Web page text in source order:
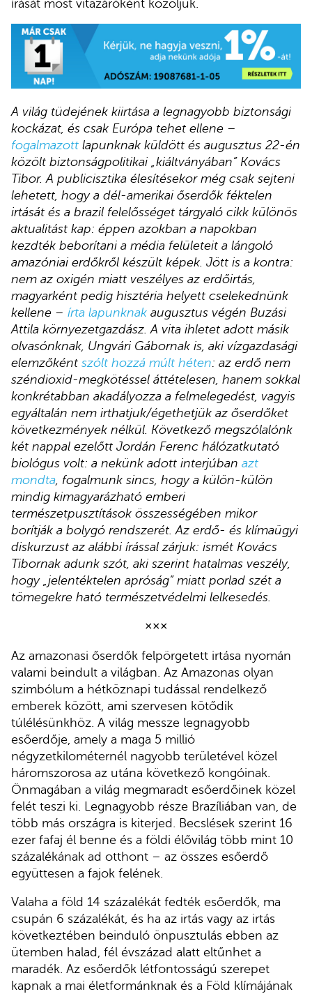
írását most vitazáróként közöljük.
A világ tüdejének kiirtása a legnagyobb biztonsági
kockázat, és csak Európa tehet ellene –
fogalmazott lapunknak küldött és augusztus 22-én
közölt biztonságpolitikai „kiáltványában” Kovács
Tibor. A publicisztika élesítésekor még csak sejteni
lehetett, hogy a dél-amerikai őserdők féktelen
irtását és a brazil felelősséget tárgyaló cikk különös
aktualitást kap: éppen azokban a napokban
kezdték beborítani a média felületeit a lángoló
amazóniai erdőkről készült képek. Jött is a kontra:
nem az oxigén miatt veszélyes az erdőirtás,
magyarként pedig hisztéria helyett cselekednünk
kellene – írta lapunknak augusztus végén Buzási
Attila környezetgazdász. A vita ihletet adott másik
olvasónknak, Ungvári Gábornak is, aki vízgazdasági
elemzőként szólt hozzá múlt héten: az erdő nem
széndioxid-megkötéssel áttételesen, hanem sokkal
konkrétabban akadályozza a felmelegedést, vagyis
egyáltalán nem irthatjuk/égethetjük az őserdőket
következmények nélkül. Következő megszólalónk
két nappal ezelőtt Jordán Ferenc hálózatkutató
biológus volt: a nekünk adott interjúban azt
mondta, fogalmunk sincs, hogy a külön-külön
mindig kimagyarázható emberi
természetpusztítások összességében mikor
borítják a bolygó rendszerét. Az erdő- és klímaügyi
diskurzust az alábbi írással zárjuk: ismét Kovács
Tibornak adunk szót, aki szerint hatalmas veszély,
hogy „jelentéktelen apróság” miatt porlad szét a
tömegekre ható természetvédelmi lelkesedés.
×××
Az amazonasi őserdők felpörgetett irtása nyomán
valami beindult a világban. Az Amazonas olyan
szimbólum a hétköznapi tudással rendelkező
emberek között, ami szervesen kötődik
túlélésünkhöz. A világ messze legnagyobb
esőerdője, amely a maga 5 millió
négyzetkilométernél nagyobb területével közel
háromszorosa az utána következő kongóinak.
Önmagában a világ megmaradt esőerdőinek közel
felét teszi ki. Legnagyobb része Brazíliában van, de
több más országra is kiterjed. Becslések szerint 16
ezer fafaj él benne és a földi élővilág több mint 10
százalékának ad otthont – az összes esőerdő
együttesen a fajok felének.
Valaha a föld 14 százalékát fedték esőerdők, ma
csupán 6 százalékát, és ha az irtás vagy az irtás
következtében beinduló önpusztulás ebben az
ütemben halad, fél évszázad alatt eltűnhet a
maradék. Az esőerdők létfontosságú szerepet
kapnak a mai életformánknak és a Föld klímájának